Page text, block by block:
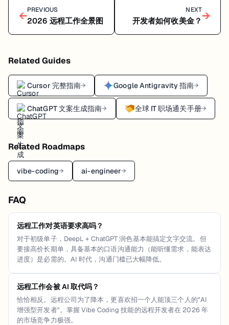
←PREVIOUS
2026 远程工作全景图
NEXT
开发者如何收美金？→
Related Guides
Cursor 完整指南→ Google Antigravity 指南→
ChatGPT 文案生成指南→ 全球 IT 职场通关手册→
Related Roadmaps
vibe-coding→ ai-engineer→
FAQ
远程工作对英语要求高吗？
对于初级单子，DeepL + ChatGPT 润色基本能搞定文字交流。但
要接高价长期单，具备基本的口语沟通能力（能听懂需求，能表达
进度）是必需的。AI 时代，沟通门槛已大幅降低。
远程工作会被 AI 取代吗？
恰恰相反。远程公司为了降本，更喜欢招一个人能顶三个人的"AI
增强型开发者"。掌握 Vibe Coding 技能的远程开发者在 2026 年
的市场竞争力极强。